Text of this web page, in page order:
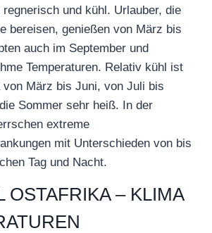
und kühl. Urlauber, die
bereisen, genießen von März bis
auch im September und
Temperaturen. Relativ kühl ist
von März bis Juni, von Juli bis
Sommer sehr heiß. In der
extreme
mit Unterschieden von bis
Tag und Nacht.
OSTAFRIKA – KLIMA